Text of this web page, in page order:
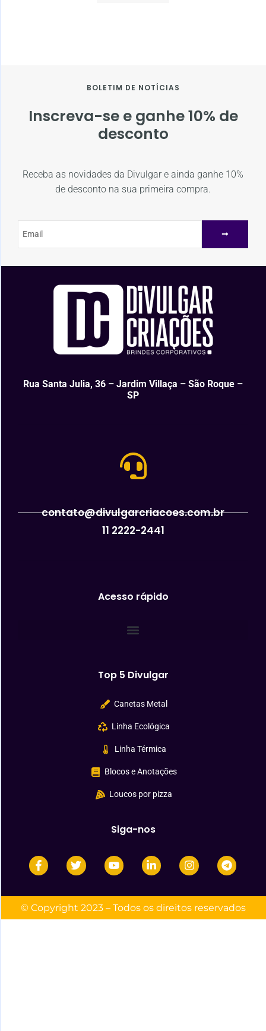
BOLETIM DE NOTÍCIAS
Inscreva-se e ganhe 10% de
desconto
Receba as novidades da Divulgar e ainda ganhe 10%
de desconto na sua primeira compra.
Rua Santa Julia, 36 – Jardim Villaça – São Roque –
SP
contato@divulgarcriacoes.com.br
11 2222-2441
Acesso rápido
Top 5 Divulgar
Canetas Metal
Linha Ecológica
Linha Térmica
Blocos e Anotações
Loucos por pizza
Siga-nos
© Copyright 2023 – Todos os direitos reservados